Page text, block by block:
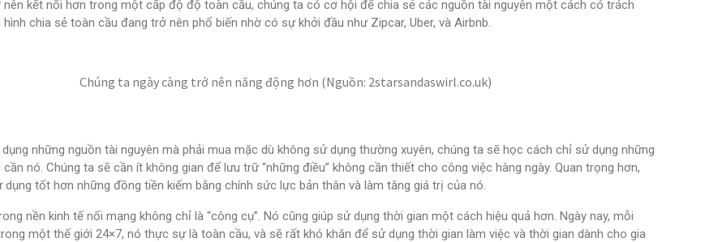
nên kết nối hơn trong một cấp độ độ toàn cầu, chúng ta có cơ hội để chia sẻ các nguồn tài nguyên một cách có trách
chia sẻ toàn cầu đang trở nên phổ biến nhờ có sự khởi đầu như Zipcar, Uber, và Airbnb.
Chúng ta ngày càng trở nên năng động hơn (Nguồn: 2starsandaswirl.co.uk)
những nguồn tài nguyên mà phải mua mặc dù không sử dụng thường xuyên, chúng ta sẽ học cách chỉ sử dụng những
nó. Chúng ta sẽ cần ít không gian để lưu trữ “những điều” không cần thiết cho công việc hàng ngày. Quan trọng hơn,
dụng tốt hơn những đồng tiền kiếm bằng chính sức lực bản thân và làm tăng giá trị của nó.
nền kinh tế nối mạng không chỉ là “công cụ”. Nó cũng giúp sử dụng thời gian một cách hiệu quả hơn. Ngày nay, mỗi
một thế giới 24×7, nó thực sự là toàn cầu, và sẽ rất khó khăn để sử dụng thời gian làm việc và thời gian dành cho gia